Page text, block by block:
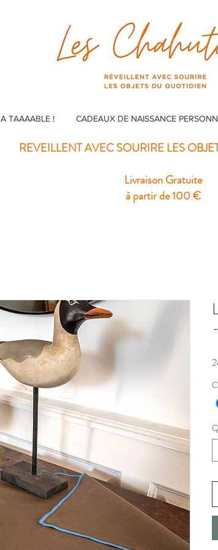
A TAAAABLE ! CADEAUX DE NAISSANCE
REVEILLENT AVEC SOURIRE LES
Livraison Gratuite
à partir de 100 €